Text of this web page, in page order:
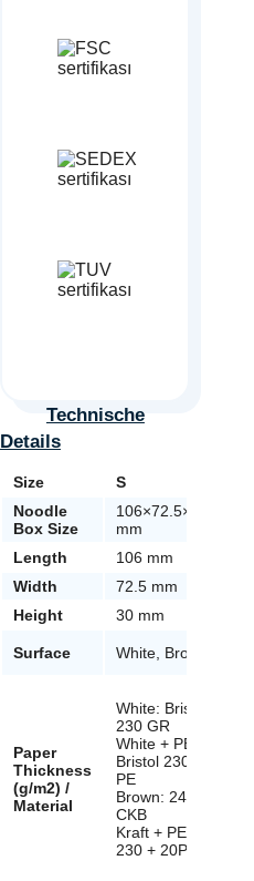
Technische
Details
Size S
Noodle
Box Size
106×72.5×30
mm
Length
106 mm
Width
72.5 mm
Height
30 mm
Surface White, Brown
Paper
Thickness
(g/m2) /
Material
White: Bristol
230 GR
White + PE:
Bristol 230 +
PE
Brown: 240
CKB
Kraft + PE:
230 + 20PE